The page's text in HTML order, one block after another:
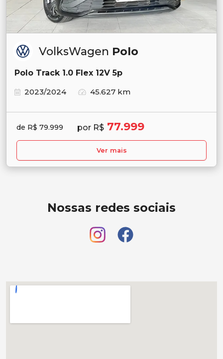
VolksWagen Polo
Polo Track 1.0 Flex 12V 5p
2023/2024
45.627 km
de R$ 79.999 por R$ 77.999
Ver mais
Nossas redes sociais